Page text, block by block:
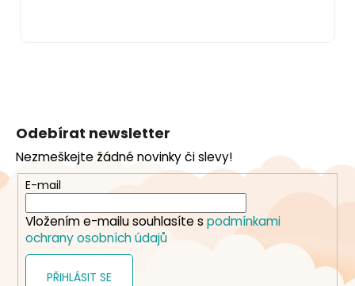
a
t
Odebírat newsletter
Nezmeškejte žádné novinky či slevy!
E-mail
Vložením e-mailu souhlasíte s podmínkami
ochrany osobních údajů
PŘIHLÁSIT SE